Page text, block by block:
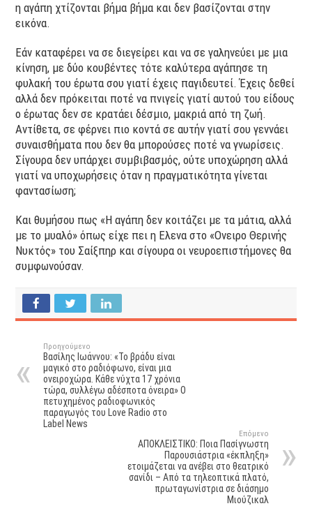
η αγάπη χτίζονται βήμα βήμα και δεν βασίζονται στην
εικόνα.
Εάν καταφέρει να σε διεγείρει και να σε γαληνεύει με μια
κίνηση, με δύο κουβέντες τότε καλύτερα αγάπησε τη
φυλακή του έρωτα σου γιατί έχεις παγιδευτεί. Έχεις δεθεί
αλλά δεν πρόκειται ποτέ να πνιγείς γιατί αυτού του είδους
ο έρωτας δεν σε κρατάει δέσμιο, μακριά από τη ζωή.
Αντίθετα, σε φέρνει πιο κοντά σε αυτήν γιατί σου γεννάει
συναισθήματα που δεν θα μπορούσες ποτέ να γνωρίσεις.
Σίγουρα δεν υπάρχει συμβιβασμός, ούτε υποχώρηση αλλά
γιατί να υποχωρήσεις όταν η πραγματικότητα γίνεται
φαντασίωση;
Και θυμήσου πως «Η αγάπη δεν κοιτάζει με τα μάτια, αλλά
με το μυαλό» όπως είχε πει η Ελενα στο «Ονειρο Θερινής
Νυκτός» του Σαίξπηρ και σίγουρα οι νευροεπιστήμονες θα
συμφωνούσαν.
Προηγούμενο
Βασίλης Ιωάννου: «Το βράδυ είναι
μαγικό στο ραδιόφωνο, είναι μια
ονειροχώρα. Κάθε νύχτα 17 χρόνια
τώρα, συλλέγω αδέσποτα όνειρα» Ο
πετυχημένος ραδιοφωνικός
παραγωγός του Love Radio στο
Label News
Επόμενο
ΑΠΟΚΛΕΙΣΤΙΚΟ: Ποια Πασίγνωστη
Παρουσιάστρια «έκπληξη»
ετοιμάζεται να ανέβει στο θεατρικό
σανίδι – Από τα τηλεοπτικά πλατό,
πρωταγωνίστρια σε διάσημο
Μιούζικαλ